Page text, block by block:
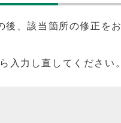
後、該当箇所の修正を
入力し直してください。